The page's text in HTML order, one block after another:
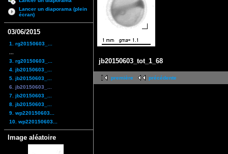
Lancer un diaporama (plein
écran)
03/06/2015
1. rg20150603_...
3. rg20150603_...
4. jb20150603_...
5. jb20150603_...
6. jb20150603_...
7. jb20150603_...
8. jb20150603_...
9. wp220150603...
10. wp220150603...
Image aléatoire
jb20150603_tot_1_68
première précédente